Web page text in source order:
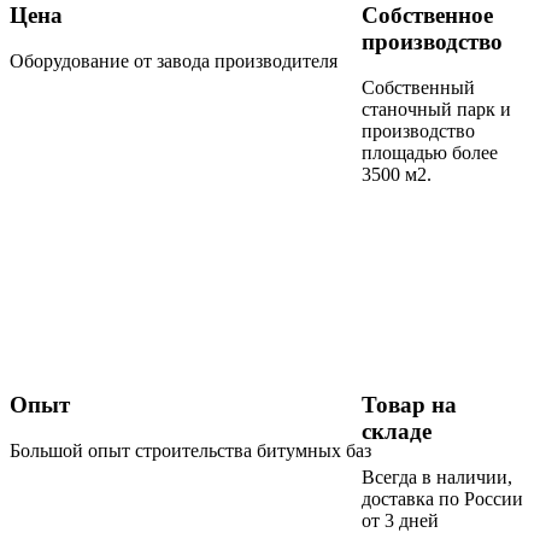
Цена
Оборудование от завода производителя
Собственное
производство
Собственный
станочный парк и
производство
площадью более
3500 м2.
Опыт
Большой опыт строительства битумных баз
Товар на
складе
Всегда в наличии,
доставка по России
от 3 дней